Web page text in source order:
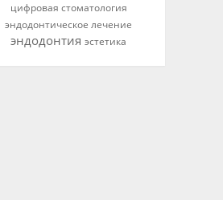
цифровая стоматология
эндодонтическое лечение
эндодонтия эстетика